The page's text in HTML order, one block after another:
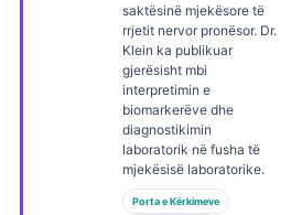
saktësinë mjekësore të
rrjetit nervor pronësor. Dr.
Klein ka publikuar
gjerësisht mbi
interpretimin e
biomarkerëve dhe
diagnostikimin
laboratorik në fusha të
mjekësisë laboratorike.
Porta e Kërkimeve